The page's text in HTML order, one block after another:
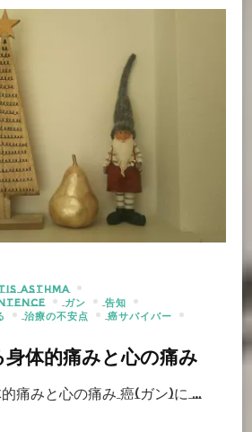
ASTHMA
ガン
告知
治療の不安点
癌サバイバー
体的痛みと心の痛み
痛みと心の痛み 癌(ガン)に …